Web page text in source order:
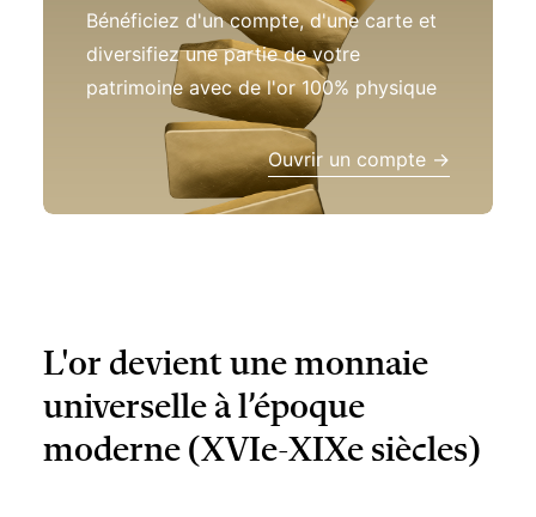
Bénéficiez d'un compte, d'une carte et
diversifiez une partie de votre
patrimoine avec de l'or 100% physique
Ouvrir un compte →
L'or devient une monnaie
universelle à l’époque
moderne (XVIe-XIXe siècles)